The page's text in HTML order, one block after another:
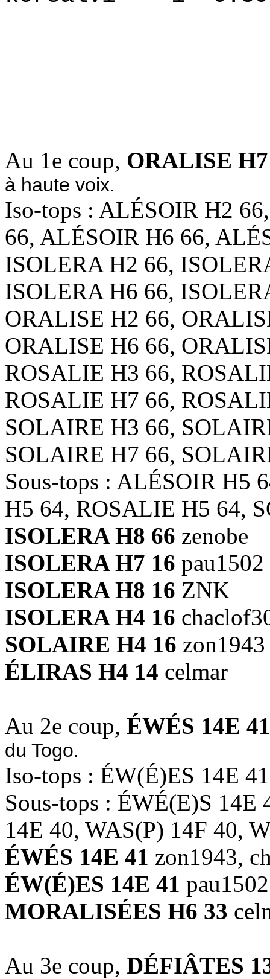
Au 1e coup, ORALISE
à haute voix.
Iso-tops : ALÉSOIR H2
66, ALÉSOIR H6 66,
ISOLERA H2 66,
ISOLERA H6 66,
ORALISE H2 66,
ORALISE H6 66,
ROSALIE H3 66,
ROSALIE H7 66,
SOLAIRE H3 66,
SOLAIRE H7 66,
Sous-tops : ALÉSOIR H5
H5 64, ROSALIE H5 64,
ISOLERA H8 66 zenobe
ISOLERA H7 16 pau1502
ISOLERA H8 16 ZNK
ISOLERA H4 16
SOLAIRE H4 16 zon1943
ÉLIRAS H4 14 celmar
Au 2e coup, ÉWÉS 14E 41
du Togo.
Iso-tops : ÉW(É)ES 14E
Sous-tops : ÉWÉ(E)S
14E 40, WAS(P) 14F 40,
ÉWÉS 14E 41 zon1943,
ÉW(É)ES 14E 41 pau1502
MORALISÉES H6 33
Au 3e coup, DÉFIÂTES